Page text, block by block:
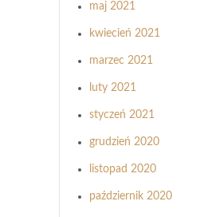
maj 2021
kwiecień 2021
marzec 2021
luty 2021
styczeń 2021
grudzień 2020
listopad 2020
październik 2020